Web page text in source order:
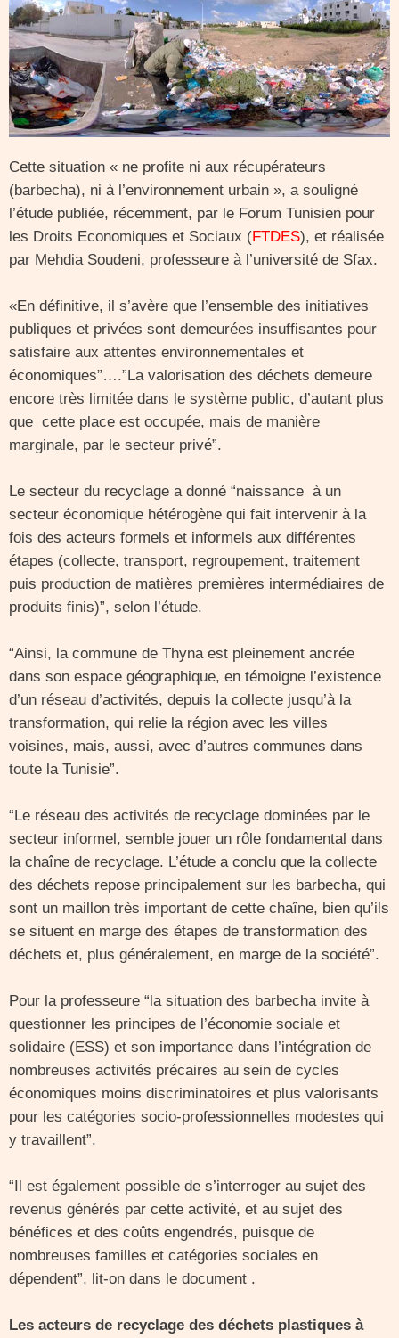
Cette situation « ne profite ni aux récupérateurs
(barbecha), ni à l’environnement urbain », a souligné
l’étude publiée, récemment, par le Forum Tunisien pour
les Droits Economiques et Sociaux (FTDES), et réalisée
par Mehdia Soudeni, professeure à l’université de Sfax.
«En définitive, il s’avère que l’ensemble des initiatives
publiques et privées sont demeurées insuffisantes pour
satisfaire aux attentes environnementales et
économiques”….”La valorisation des déchets demeure
encore très limitée dans le système public, d’autant plus
que cette place est occupée, mais de manière
marginale, par le secteur privé”.
Le secteur du recyclage a donné “naissance à un
secteur économique hétérogène qui fait intervenir à la
fois des acteurs formels et informels aux différentes
étapes (collecte, transport, regroupement, traitement
puis production de matières premières intermédiaires de
produits finis)”, selon l’étude.
“Ainsi, la commune de Thyna est pleinement ancrée
dans son espace géographique, en témoigne l’existence
d’un réseau d’activités, depuis la collecte jusqu’à la
transformation, qui relie la région avec les villes
voisines, mais, aussi, avec d’autres communes dans
toute la Tunisie”.
“Le réseau des activités de recyclage dominées par le
secteur informel, semble jouer un rôle fondamental dans
la chaîne de recyclage. L’étude a conclu que la collecte
des déchets repose principalement sur les barbecha, qui
sont un maillon très important de cette chaîne, bien qu’ils
se situent en marge des étapes de transformation des
déchets et, plus généralement, en marge de la société”.
Pour la professeure “la situation des barbecha invite à
questionner les principes de l’économie sociale et
solidaire (ESS) et son importance dans l’intégration de
nombreuses activités précaires au sein de cycles
économiques moins discriminatoires et plus valorisants
pour les catégories socio-professionnelles modestes qui
y travaillent”.
“Il est également possible de s’interroger au sujet des
revenus générés par cette activité, et au sujet des
bénéfices et des coûts engendrés, puisque de
nombreuses familles et catégories sociales en
dépendent”, lit-on dans le document .
Les acteurs de recyclage des déchets plastiques à